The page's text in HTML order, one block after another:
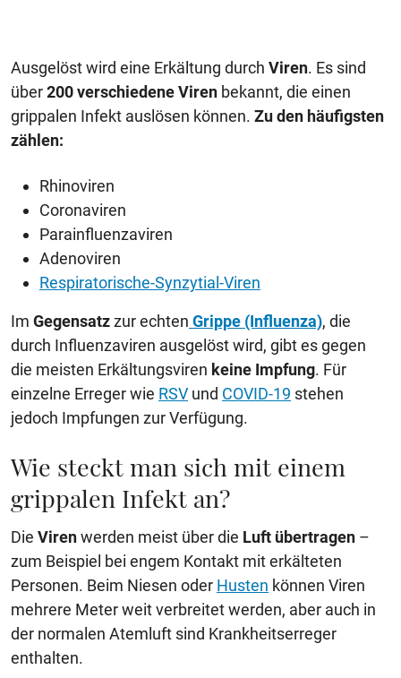
Ausgelöst wird eine Erkältung durch Viren. Es sind
über200 verschiedene Viren bekannt, die einen
grippalen Infekt auslösen können. Zu den häufigsten
zählen:
Rhinoviren
Coronaviren
Parainfluenzaviren
Adenoviren
Respiratorische-Synzytial-Viren
Im Gegensatzzur echten Grippe (Influenza), die
durch Influenzaviren ausgelöst wird, gibt es gegen
die meisten Erkältungsviren keine Impfung. Für
einzelne Erreger wie RSV und COVID-19 stehen
jedoch Impfungen zur Verfügung.
Wie steckt man sich mit einem
grippalen Infekt an?
Die Virenwerden meist über die Luft übertragen –
zum Beispiel bei engem Kontakt mit erkälteten
Personen. Beim Niesen oder Husten können Viren
mehrere Meter weit verbreitet werden, aber auch in
der normalen Atemluft sind Krankheitserreger
enthalten.